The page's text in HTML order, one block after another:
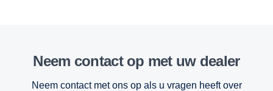
Neem contact op met uw dealer
Neem contact met ons op als u vragen heeft over